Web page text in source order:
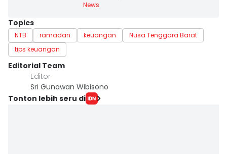
News
Topics
NTB ramadan keuangan
Nusa Tenggara Barat
tips keuangan
Editorial Team
Editor
Sri Gunawan Wibisono
Tonton lebih seru di